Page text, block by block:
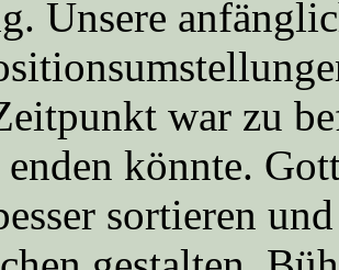
Unsere
war zu
könnte.
sortieren